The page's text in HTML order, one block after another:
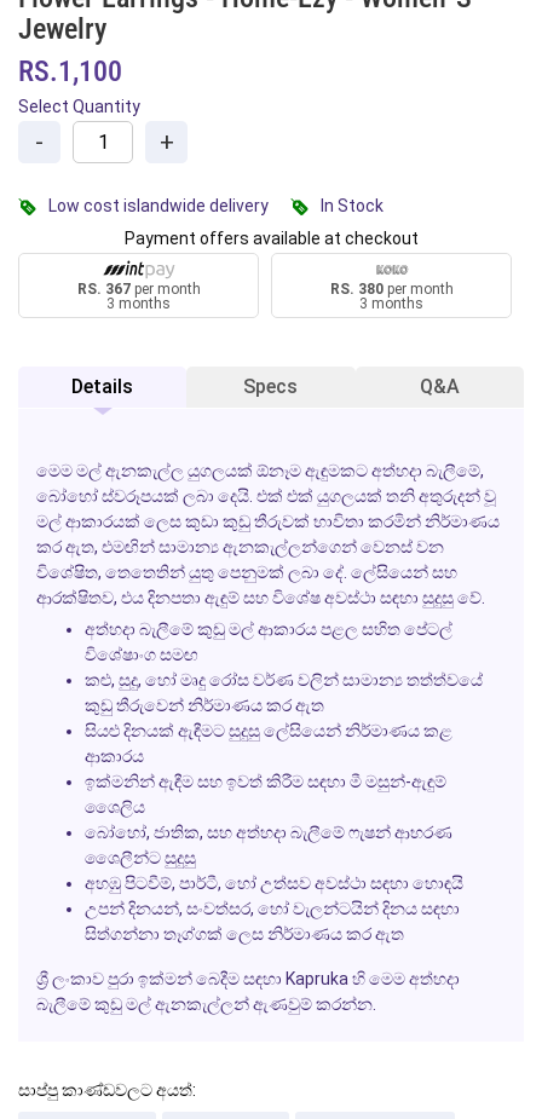
Jewelry
RS.1,100
Select Quantity
- +
Low cost islandwide delivery
In Stock
Payment offers available at checkout
RS. 367per month
3 months
RS. 380per month
3 months
Details Specs Q&A
මෙමමල්ඇනකැල්ල යුගලයක් ඕනෑම ඇඳුමකට අත්හදා බැලීමේ,
බෝහෝ ස්වරූපයක් ලබා දෙයි. එක් එක් යුගලයක් තනි අතුරුදන් වූ
මල් ආකාරයක් ලෙස කුඩා කුඩු තීරුවක් භාවිතා කරමින් නිර්මාණය
කර ඇත, එමඟින් සාමාන්‍ය ඇනකැල්ලන්ගෙන් වෙනස් වන
විශේෂිත, තෙතෙතින් යුතු පෙනුමක් ලබා දේ. ලේසියෙන් සහ
ආරක්ෂිතව, එය දිනපතා ඇඳුම් සහ විශේෂ අවස්ථා සඳහා සුදුසු වේ.
අත්හදා බැලීමේ කුඩු මල් ආකාරය පළල සහිත පේටල්
විශේෂාංග සමඟ
කළු, සුදු, හෝ මෘදු රෝස වර්ණ වලින් සාමාන්‍ය තත්ත්වයේ
කුඩු තීරුවෙන් නිර්මාණය කර ඇත
සියළු දිනයක් ඇඳීමට සුදුසු ලේසියෙන් නිර්මාණය කළ
ආකාරය
ඉක්මනින් ඇඳීම සහ ඉවත් කිරීම සඳහා මී මසුන්-ඇඳුම්
ශෛලිය
බෝහෝ, ජාතික, සහ අත්හදා බැලීමේ ෆැෂන් ආභරණ
ශෛලීන්ට සුදුසු
අහඹු පිටවීම්, පාර්ටී, හෝ උත්සව අවස්ථා සඳහා හොඳයි
උපන් දිනයන්, සංවත්සර, හෝවැලන්ටයින්දිනය සඳහා
සිත්ගන්නා තෑග්ගක් ලෙස නිර්මාණය කර ඇත
ශ්‍රී ලංකාව පුරා ඉක්මන් බෙදීම සඳහා Kapruka හි මෙම අත්හදා
බැලීමේ කුඩු මල් ඇනකැල්ලන් ඇණවුම් කරන්න.
සාප්පු කාණ්ඩවලට අයත්: